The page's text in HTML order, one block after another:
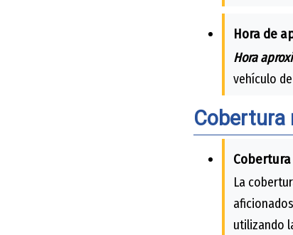
Hora de
Hora
vehículo
Cobertura
La
utilizando